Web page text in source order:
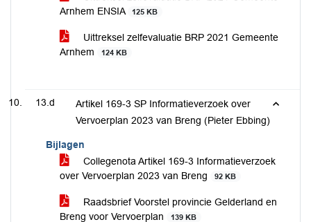
Arnhem ENSIA
125 KB
Uittreksel zelfevaluatie BRP 2021 Gemeente
Arnhem
124 KB
13.d
Artikel 169-3 SP Informatieverzoek over
Vervoerplan 2023 van Breng (Pieter Ebbing)
Bijlagen
Collegenota Artikel 169-3 Informatieverzoek
over Vervoerplan 2023 van Breng
92 KB
Raadsbrief Voorstel provincie Gelderland en
Breng voor Vervoerplan
139 KB